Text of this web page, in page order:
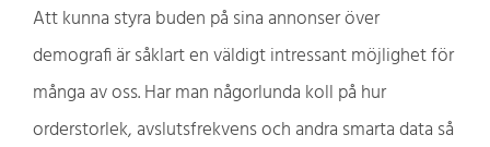
Att kunna styra buden på sina annonser över
demografi är såklart en väldigt intressant möjlighet för
många av oss. Har man någorlunda koll på hur
orderstorlek, avslutsfrekvens och andra smarta data så